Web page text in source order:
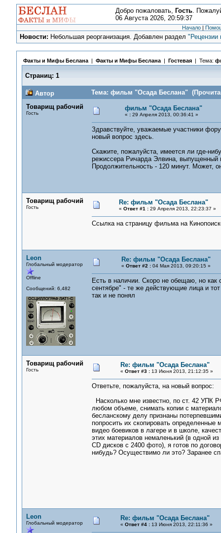
Добро пожаловать, Гость.
06 Августа 2026, 20:59:37
Начало |
Новости: Небольшая реорганизация. Добавлен раздел"Рецензии
Факты и Мифы Беслана| Факты и Мифы Беслана| Гостевая | Тема:
Страниц: 1
Автор
Тема: фильм "Осада Беслана"
Товарищ рабочий
Гость
фильм "Осада Беслана"
« :29 Апреля 2013, 00:36:41 »
Здравствуйте, уважаемые участники
новый вопрос здесь.
Скажите, пожалуйста, имеется ли где-
режиссера Ричарда Элвина, выпущенный
Продолжительность - 120 минут. Может,
Товарищ рабочий
Гость
Re: фильм "Осада Беслана"
« Ответ #1 :29 Апреля 2013, 22:23:37 »
Ссылка на страницу фильма на
Leon
Глобальный модератор
Offline
Сообщений: 6,482
Re: фильм "Осада Беслана"
« Ответ #2 :04 Мая 2013, 09:20:15 »
Есть в наличии. Скоро не обещаю, но как
сентябре" - те же действующие лица и
так и не понял
Товарищ рабочий
Гость
Re: фильм "Осада Беслана"
« Ответ #3 :13 Июня 2013, 21:12:35 »
Ответьте, пожалуйста, на новый вопрос:
Насколько мне известно, по ст. 42 УПК
любом объеме, снимать копии с
бесланскому делу признаны
попросить их скопировать
видео боевиков в лагере и в школе,
этих материалов немаленький (в одной
CD дисков с 2400 фото), я готов по
нибудь? Осуществимо ли это? Заранее
Leon
Глобальный модератор
Re: фильм "Осада Беслана"
« Ответ #4 :13 Июня 2013, 22:11:36 »